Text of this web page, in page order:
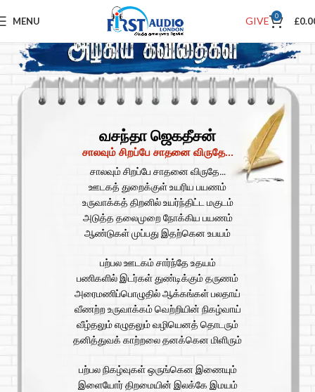
MENU GIVE 0 £
வசந்தா ஜெகதீசன்
சாலவும் சிறப்பே சாதனை விருதே...
சாலவும் சிறப்பே சாதனை விருதே…
ஊடகத் துறைக்குள் உயரிய பயணம்
உருவாக்கத் திறனில் உயர்ந்திட்ட மகுடம்
அடுத்த தலைமுறை நோக்கிய பயணம்
ஆண்டுகள் முப்பது இதற்கென உபயம்
பற்பல ஊடகம் சார்ந்தே உதயம்
பணிகளில் இடர்கள் துண்டிக்கும் தருணம்
அரைமணிப்பொழுதில் ஆக்கங்கள் பலதாய்
வீணற்ற உருவாக்கம் வெற்றியின் நிகழ்வாய்
வீழ்தலும் எழுதலும் வழியெனத் தொடரும்
தனித்துவக் காற்றலை தனக்கென மிளிரும்
பற்பல நிகழ்வுகள் ஒருங்கென இணையும்
இளையோர் திறமையின் இலக்கே இமயம்